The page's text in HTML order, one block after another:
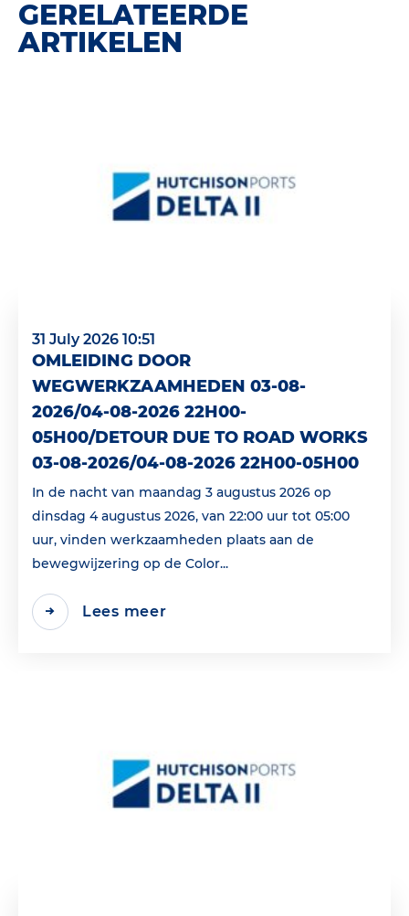
GERELATEERDE
ARTIKELEN
31 July 2026 10:51
OMLEIDING DOOR
WEGWERKZAAMHEDEN 03-08-
2026/04-08-2026 22H00-
05H00/DETOUR DUE TO ROAD WORKS
03-08-2026/04-08-2026 22H00-05H00
In de nacht van maandag 3 augustus 2026 op
dinsdag 4 augustus 2026, van 22:00 uur tot 05:00
uur, vinden werkzaamheden plaats aan de
bewegwijzering op de Color...
Lees meer